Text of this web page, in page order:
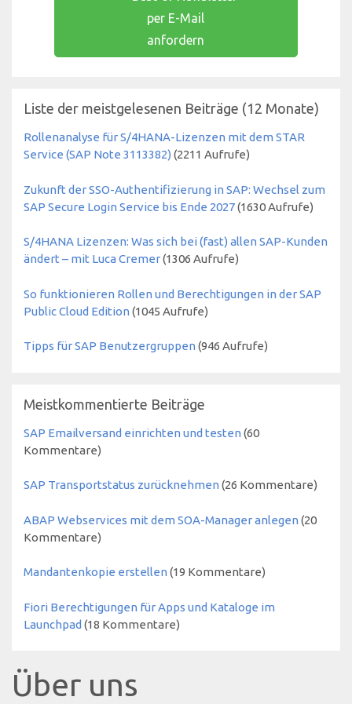
per E-Mail
anfordern
Liste der meistgelesenen Beiträge (12 Monate)
Rollenanalyse für S/4HANA-Lizenzen mit dem STAR
Service (SAP Note 3113382) (2211 Aufrufe)
Zukunft der SSO-Authentifizierung in SAP: Wechsel zum
SAP Secure Login Service bis Ende 2027(1630Aufrufe)
S/4HANA Lizenzen: Was sich bei (fast) allen SAP-Kunden
ändert – mit Luca Cremer(1306 Aufrufe)
So funktionieren Rollen und Berechtigungen in der SAP
Public Cloud Edition (1045 Aufrufe)
Tipps für SAP Benutzergruppen (946 Aufrufe)
Meistkommentierte Beiträge
SAP Emailversand einrichten und testen (60
Kommentare)
SAP Transportstatus zurücknehmen (26 Kommentare)
ABAP Webservices mit dem SOA-Manager anlegen (20
Kommentare)
Mandantenkopie erstellen (19 Kommentare)
Fiori Berechtigungen für Apps und Kataloge im
Launchpad (18 Kommentare)
Über uns